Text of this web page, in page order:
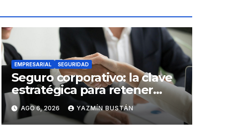
EMPRESARIAL SEGURIDAD
Seguro corporativo: la clave
estratégica para retener
talento en Ecuador
AGO 6, 2026 YAZMÍN BUSTÁN